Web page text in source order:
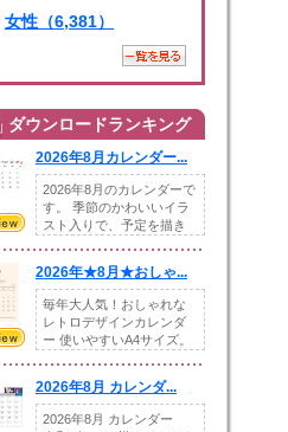
女性（6,381）
ダウンロードランキング
2026年8月カレンダー...
2026年8月のカレンダーで
す。 季節のかわいいイラ
スト入りで、予定を描き
2026年★8月★おしゃ...
毎年大人気！おしゃれな
レトロデザインカレンダ
ー 使いやすいA4サイズ。
2026年8月 カレンダ...
2026年8月 カレンダー